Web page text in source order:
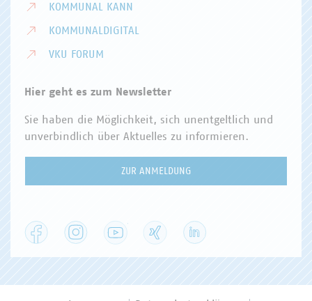
KOMMUNAL KANN
KOMMUNALDIGITAL
VKU FORUM
Hier geht es zum Newsletter
Sie haben die Möglichkeit, sich unentgeltlich und
unverbindlich über Aktuelles zu informieren.
ZUR ANMELDUNG
Facebook Instagram YouTube